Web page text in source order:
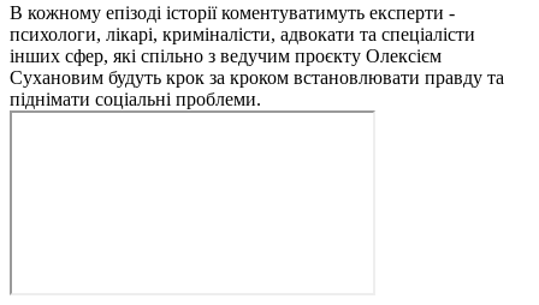
В кожному епізоді історії коментуватимуть експерти -
психологи, лікарі, криміналісти, адвокати та спеціалісти
інших сфер, які спільно з ведучим проєкту Олексієм
Сухановим будуть крок за кроком встановлювати правду та
піднімати соціальні проблеми.